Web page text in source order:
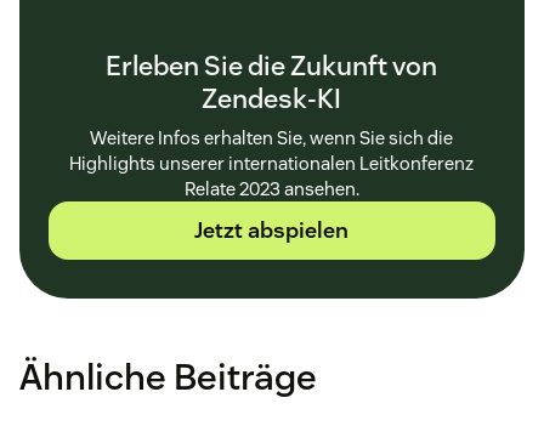
Erleben Sie die Zukunft von
Zendesk-KI
Weitere Infos erhalten Sie, wenn Sie sich die
Highlights unserer internationalen Leitkonferenz
Relate 2023 ansehen.
Jetzt abspielen
Ähnliche Beiträge